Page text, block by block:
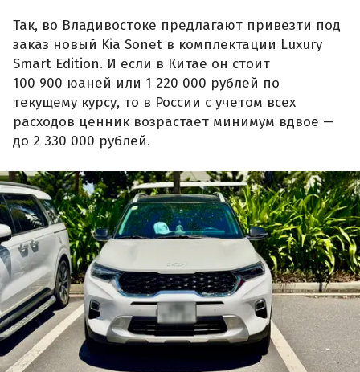
Так, во Владивостоке предлагают привезти под
заказ новый Kia Sonet в комплектации Luxury
Smart Edition. И если в Китае он стоит
100 900 юаней или 1 220 000 рублей по
текущему курсу, то в России с учетом всех
расходов ценник возрастает минимум вдвое —
до 2 330 000 рублей.